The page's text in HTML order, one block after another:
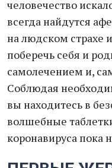
человечество
всегда найдутся
на людском страхе
поберечь себя и
самолечением и,
Соблюдая
вы находитесь в
волшебные
коронавируса пока